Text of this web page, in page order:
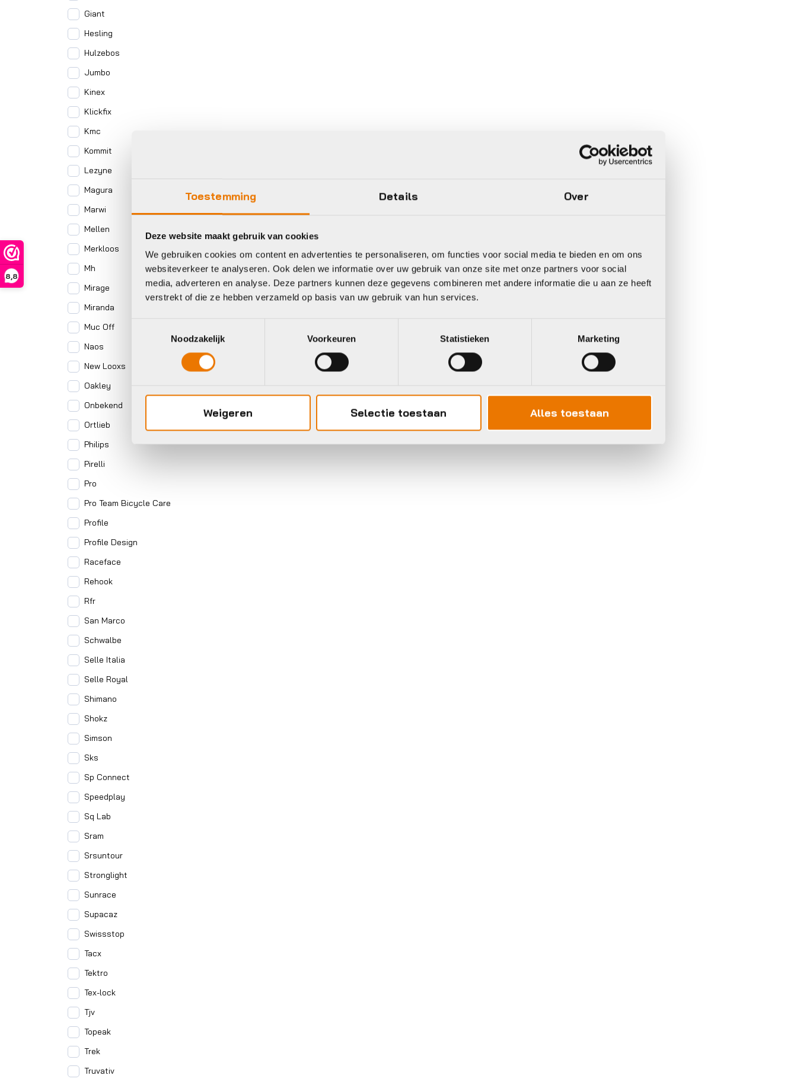
Toestemming Details Over
Deze website maakt gebruik van cookies
We gebruiken cookies om content en advertenties te personaliseren, om functies voor social media te bieden en om ons
websiteverkeer te analyseren. Ook delen we informatie over uw gebruik van onze site met onze partners voor social
media, adverteren en analyse. Deze partners kunnen deze gegevens combineren met andere informatie die u aan ze heeft
verstrekt of die ze hebben verzameld op basis van uw gebruik van hun services.
Noodzakelijk
Voorkeuren Statistieken Marketing
Weigeren Selectie toestaan Alles toestaan
8,8
Giant
Hesling
Hulzebos
Jumbo
Kinex
Klickfix
Kmc
Kommit
Lezyne
Magura
Marwi
Mellen
Merkloos
Mh
Mirage
Miranda
Muc Off
Naos
New Looxs
Oakley
Onbekend
Ortlieb
Philips
Pirelli
Pro
Pro Team Bicycle Care
Profile
Profile Design
Raceface
Rehook
Rfr
San Marco
Schwalbe
Selle Italia
Selle Royal
Shimano
Shokz
Simson
Sks
Sp Connect
Speedplay
Sq Lab
Sram
Srsuntour
Stronglight
Sunrace
Supacaz
Swissstop
Tacx
Tektro
Tex-lock
Tjv
Topeak
Trek
Truvativ